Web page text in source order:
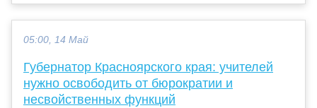
05:00, 14 Май
Губернатор Красноярского края: учителей
нужно освободить от бюрократии и
несвойственных функций